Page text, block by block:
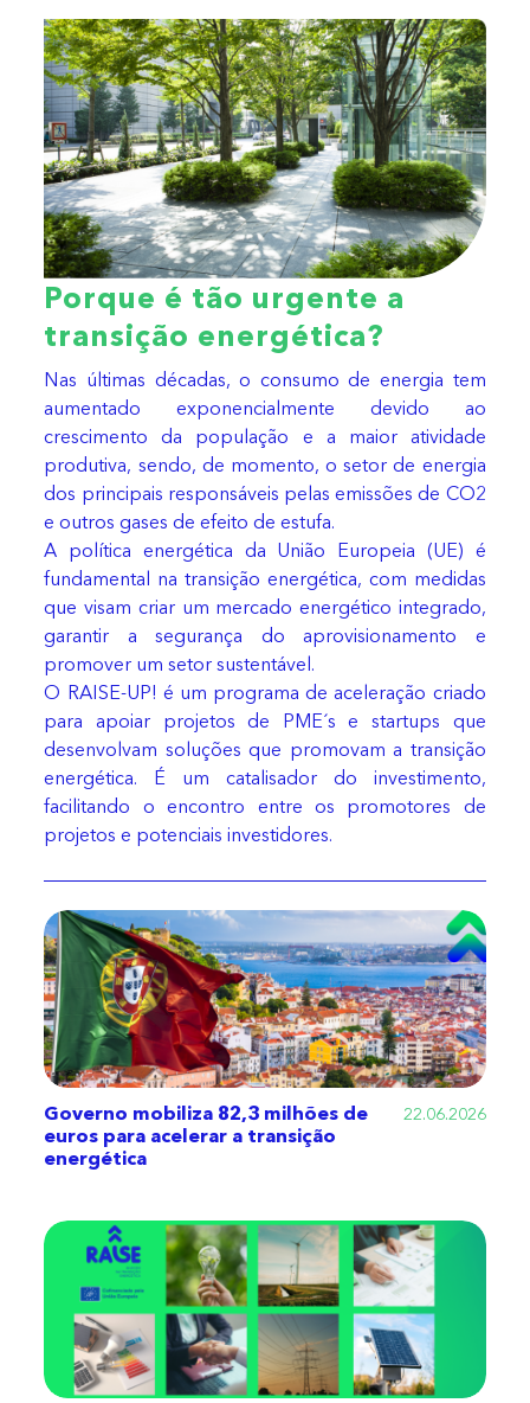
Porque é tão urgente a
transição energética?
Nas últimas décadas, o consumo de energia tem
aumentado exponencialmente devido ao
crescimento da população e a maior atividade
produtiva, sendo, de momento, o setor de energia
dos principais responsáveis pelas emissões de CO2
e outros gases de efeito de estufa.
A política energética da União Europeia (UE) é
fundamental na transição energética, com medidas
que visam criar um mercado energético integrado,
garantir a segurança do aprovisionamento e
promover um setor sustentável.
O RAISE-UP! é um programa de aceleração criado
para apoiar projetos de PME´s e startups que
desenvolvam soluções que promovam a transição
energética. É um catalisador do investimento,
facilitando o encontro entre os promotores de
projetos e potenciais investidores.
Governo mobiliza 82,3 milhões de
euros para acelerar a transição
energética
22.06.2026